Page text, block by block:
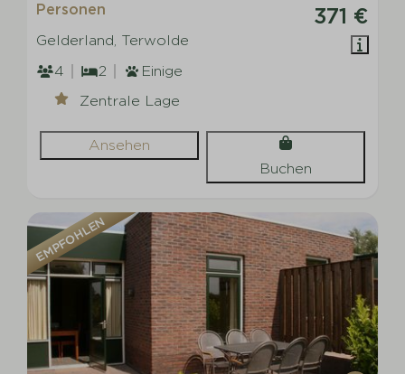
371 €
Personen
Gelderland, Terwolde
4
2
Einige
Zentrale Lage
Ansehen
Buchen
EMPFOHLEN